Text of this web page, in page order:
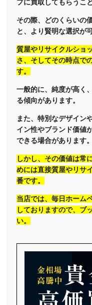
プに買取してもらうこ
その際、どのくらいの
と、より賢明な選択が
質屋やリサイクルショ
さ、そしてその時点で
す。
一般的に、純度が高く
る傾向があります。
また、特別なデザイン
イン性やブランド価値
できる場合があります。
しかし、その価値は常
めには直接質屋やリサ
番です。
当店では、毎日ホーム
しておりますので、ブ
い。